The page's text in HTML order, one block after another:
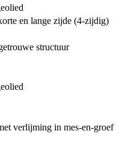
en lange zijde (4-zijdig)
structuur
verlijming in mes-en-groef